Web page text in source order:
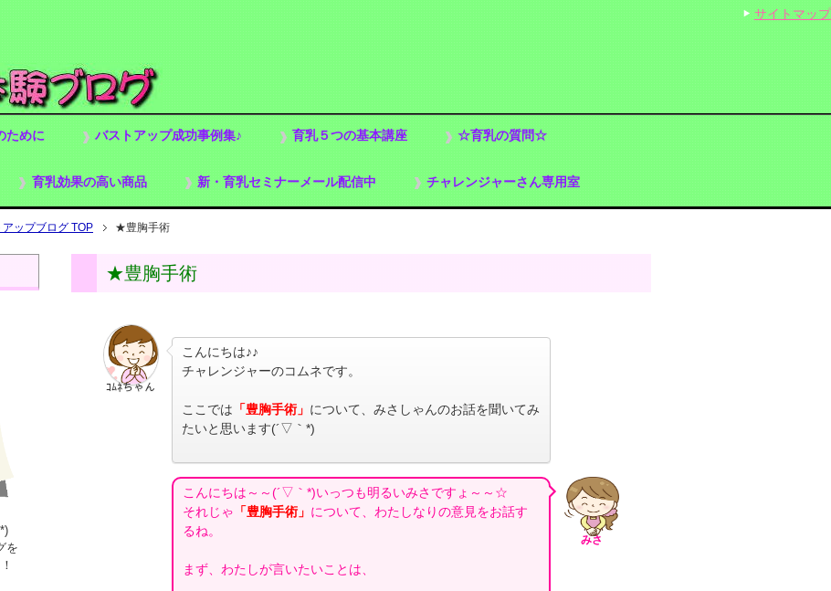
ために バストアップ成功事例集♪ 育乳５つの基本講座 ☆育乳の質問☆
育乳効果の高い商品 新・育乳セミナーメール配信中 チャレンジャーさん専用室
ップブログ TOP ★豊胸手術
★豊胸手術
ｺﾑﾈちゃん
こんにちは♪♪
チャレンジャーのコムネです。
ここでは 「豊胸手術」 について、みさしゃんのお話を聞いてみ
たいと思います(´▽｀*)
みさ
こんにちは～～(´▽｀*)いっつも明るいみさですょ～～☆
それじゃ 「豊胸手術」 について、わたしなりの意見をお話す
るね。
まず、わたしが言いたいことは、
を
サイトマップ